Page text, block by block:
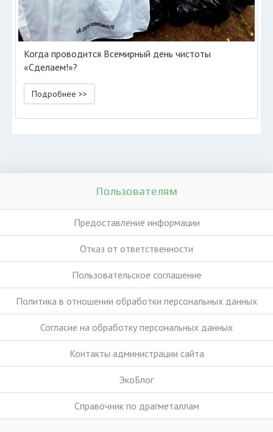
Когда проводится Всемирный день чистоты
«Сделаем!»?
Подробнее >>
Пользователям
Предоставление информации
Отказ от ответственности
Пользовательское соглашение
Политика в отношении обработки персональных данных
Согласие на обработку персональных данных
Контакты администрации сайта
ЭкоБлог
Справочник по драгметаллам